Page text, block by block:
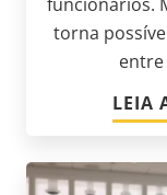
torna
LEIA